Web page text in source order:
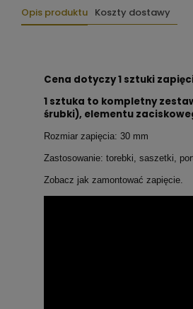
Opis produktu Koszty dostawy
Cena dotyczy 1 sztuki
1 sztuka to kompletny
śrubki), elementu
Rozmiar zapięcia: 30 mm
Zastosowanie: torebki, saszetki,
Zobacz jak zamontować zapięcie.